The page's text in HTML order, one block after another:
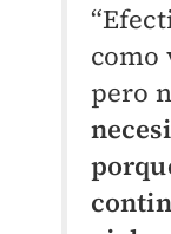
como
pero